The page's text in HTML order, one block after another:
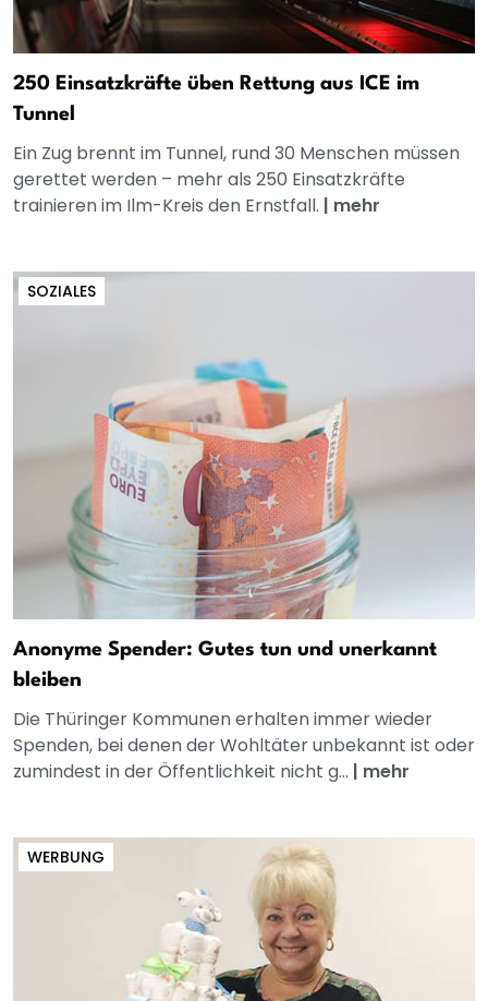
250 Einsatzkräfte üben Rettung aus ICE im
Tunnel
Ein Zug brennt im Tunnel, rund 30 Menschen müssen
gerettet werden – mehr als 250 Einsatzkräfte
trainieren im Ilm-Kreis den Ernstfall. | mehr
SOZIALES
Anonyme Spender: Gutes tun und unerkannt
bleiben
Die Thüringer Kommunen erhalten immer wieder
Spenden, bei denen der Wohltäter unbekannt ist oder
zumindest in der Öffentlichkeit nicht g... | mehr
WERBUNG